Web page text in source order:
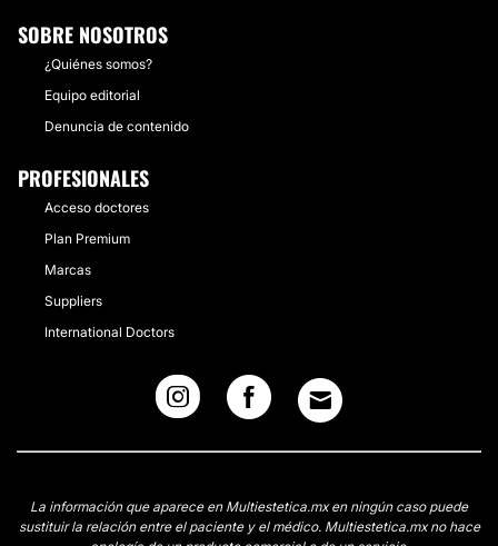
SOBRE NOSOTROS
¿Quiénes somos?
Equipo editorial
Denuncia de contenido
PROFESIONALES
Acceso doctores
Plan Premium
Marcas
Suppliers
International Doctors
La información que aparece en Multiestetica.mx en ningún caso puede
sustituir la relación entre el paciente y el médico. Multiestetica.mx no hace